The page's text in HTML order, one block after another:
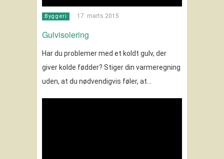
Byggeri 17. marts 2015
Gulvisolering
Har du problemer med et koldt gulv, der
giver kolde fødder? Stiger din varmeregning
uden, at du nødvendigvis føler, at…